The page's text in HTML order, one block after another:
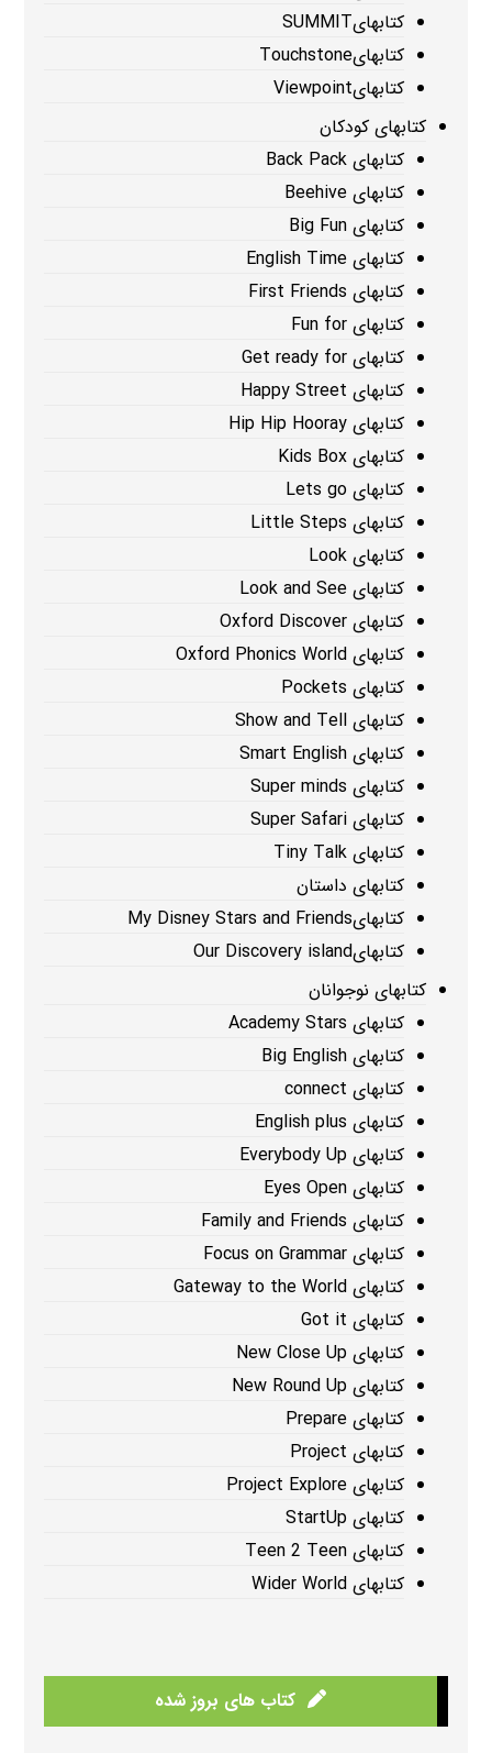
کتابهایSUMMIT
کتابهایTouchstone
کتابهایViewpoint
کتابهای کودکان
کتابهای Back Pack
کتابهای Beehive
کتابهای Big Fun
کتابهای English Time
کتابهای First Friends
کتابهای Fun for
کتابهای Get ready for
کتابهای Happy Street
کتابهای Hip Hip Hooray
کتابهای Kids Box
کتابهای Lets go
کتابهای Little Steps
کتابهای Look
کتابهای Look and See
کتابهای Oxford Discover
کتابهای Oxford Phonics World
کتابهای Pockets
کتابهای Show and Tell
کتابهای Smart English
کتابهای Super minds
کتابهای Super Safari
کتابهای Tiny Talk
کتابهای داستان
کتابهایMy Disney Stars and Friends
کتابهایOur Discovery island
کتابهای نوجوانان
کتابهای Academy Stars
کتابهای Big English
کتابهای connect
کتابهای English plus
کتابهای Everybody Up
کتابهای Eyes Open
کتابهای Family and Friends
کتابهای Focus on Grammar
کتابهای Gateway to the World
کتابهای Got it
کتابهای New Close Up
کتابهای New Round Up
کتابهای Prepare
کتابهای Project
کتابهای Project Explore
کتابهای StartUp
کتابهای Teen 2 Teen
کتابهای Wider World
کتاب های بروز شده